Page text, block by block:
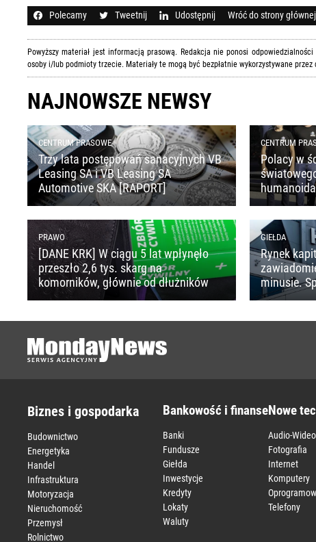
Polecamy Tweetnij Udostępnij Wróć do strony głównej
Powyższy materiał jest informacją prasową. Redakcja nie ponosi
osoby i/lub podmioty trzecie. Materiały te mogą być bezpłatnie wykorzystywane przez
NAJNOWSZE NEWSY
CENTRUM PRASOWE
Trzy lata postępowań sanacyjnych VB
Leasing SA i VB Leasing SA
Automotive SKA [RAPORT]
CENTRUM
Polacy w
PRAWO
[DANE KRK] W ciągu 5 lat wpłynęło
przeszło 2,6 tys. skarg na
komorników, głównie od dłużników
GIEŁDA
Rynek
minusie.
Biznes i gospodarka
Budownictwo
Energetyka
Handel
Infrastruktura
Motoryzacja
Nieruchomość
Przemysł
Rolnictwo
Bankowość i finanse
Banki
Fundusze
Giełda
Inwestycje
Kredyty
Lokaty
Waluty
Nowe
Audio-Wideo
Fotografia
Internet
Komputery
Telefony